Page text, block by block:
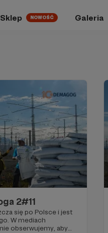
Sklep NOWOŚĆ Galeria
2#11
się po Polsce i jest
W mediach
obserwujemy, aby